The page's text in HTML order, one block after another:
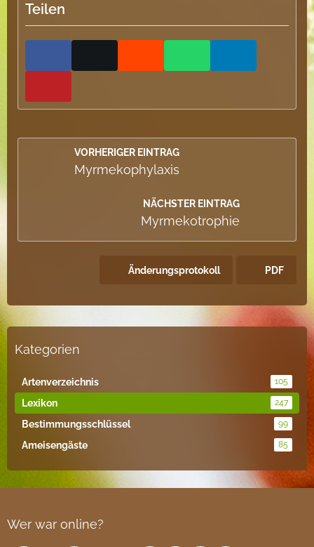
Teilen
VORHERIGER EINTRAG
Myrmekophylaxis
NÄCHSTER EINTRAG
Myrmekotrophie
Änderungsprotokoll PDF
Kategorien
Artenverzeichnis 105
Lexikon 247
Bestimmungsschlüssel 99
Ameisengäste 85
Wer war online?